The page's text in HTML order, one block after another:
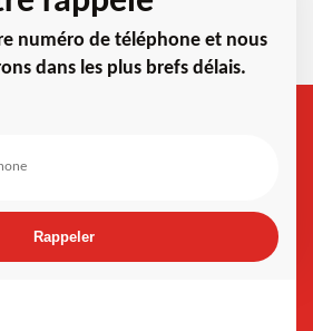
numéro de téléphone et nous
dans les plus brefs délais.